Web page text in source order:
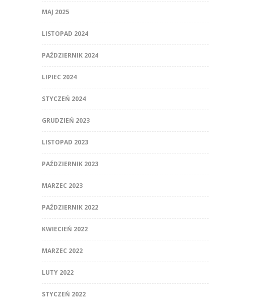
MAJ 2025
LISTOPAD 2024
PAŹDZIERNIK 2024
LIPIEC 2024
STYCZEŃ 2024
GRUDZIEŃ 2023
LISTOPAD 2023
PAŹDZIERNIK 2023
MARZEC 2023
PAŹDZIERNIK 2022
KWIECIEŃ 2022
MARZEC 2022
LUTY 2022
STYCZEŃ 2022